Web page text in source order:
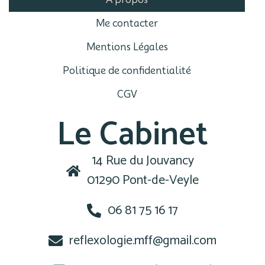
Me contacter
Mentions Légales
Politique de confidentialité
CGV
Le Cabinet
14 Rue du Jouvancy
01290 Pont-de-Veyle
06 81 75 16 17
reflexologie.mff@gmail.com